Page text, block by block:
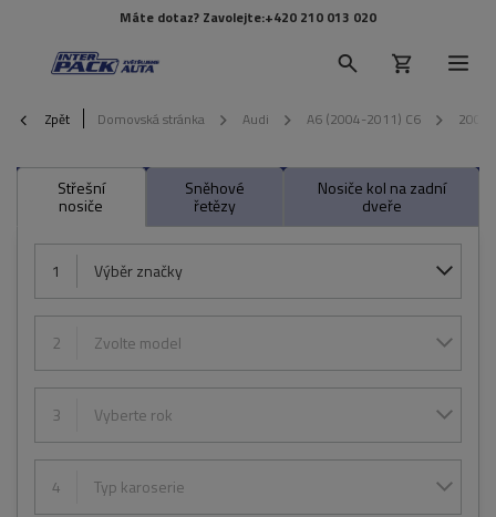
Máte dotaz? Zavolejte:+420 210 013 020
Zpět Domovská stránka Audi A6 (2004-2011) C6 2006
Střešní
nosiče
Sněhové
řetězy
Nosiče kol na zadní
dveře
1 Výběr značky
2 Zvolte model
3 Vyberte rok
4 Typ karoserie